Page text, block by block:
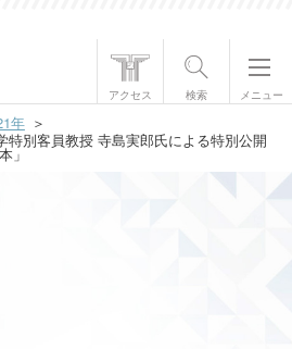
アクセス 検索 メニュー
年
特別客員教授 寺島実郎氏による特別公開
」